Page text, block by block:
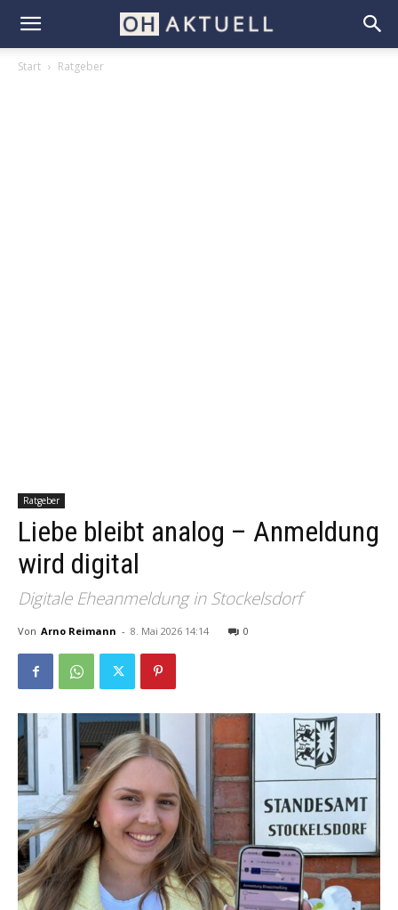
Start Ratgeber
Ratgeber
Liebe bleibt analog – Anmeldung
wird digital
Digitale Eheanmeldung in Stockelsdorf
Von Arno Reimann - 8. Mai 2026 14:14 0